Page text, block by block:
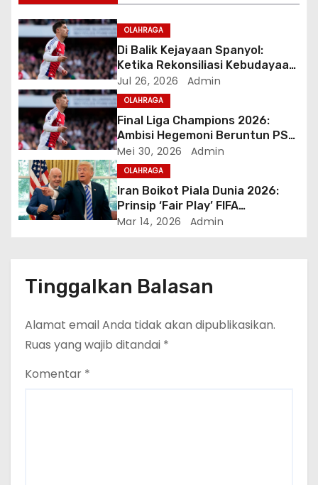
p
o
s
OLAHRAGA
Di Balik Kejayaan Spanyol:
Ketika Rekonsiliasi Kebudayaan
Meruntuhkan Ego Kedaerahan
Jul 26, 2026 Admin
OLAHRAGA
Final Liga Champions 2026:
Ambisi Hegemoni Beruntun PSG
Ditantang Misi Sejarah Baru
Arsenal di Budapest
Mei 30, 2026 Admin
OLAHRAGA
Iran Boikot Piala Dunia 2026:
Prinsip ‘Fair Play’ FIFA
Dipertaruhkan di Amerika
Mar 14, 2026 Admin
Tinggalkan Balasan
Alamat email Anda tidak akan dipublikasikan.
Ruas yang wajib ditandai *
Komentar *